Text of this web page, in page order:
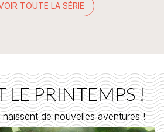
TOUTE LA SÉRIE
LE PRINTEMPS !
de nouvelles aventures !